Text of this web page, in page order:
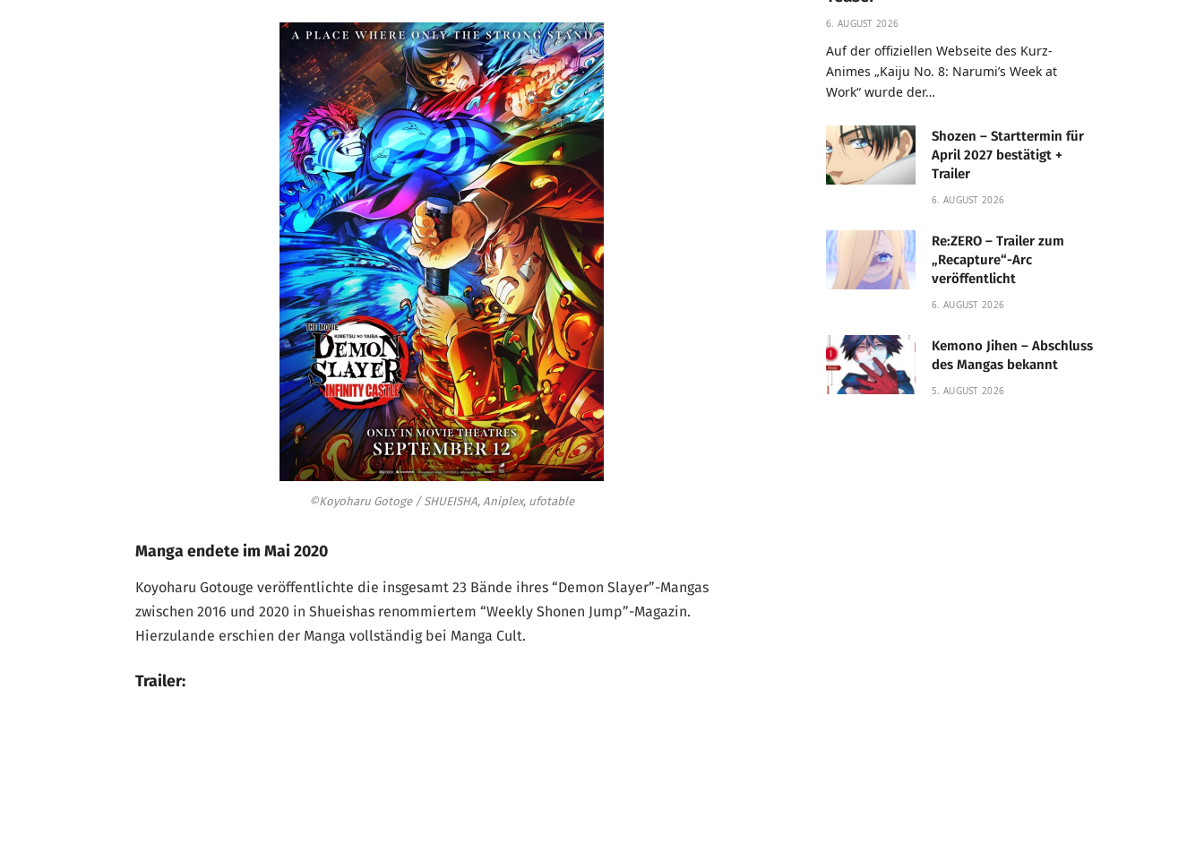
©Koyoharu Gotoge / SHUEISHA, Aniplex, ufotable
Manga endete im Mai 2020
Koyoharu Gotouge veröffentlichte die insgesamt 23 Bände ihres “Demon Slayer”-Mangas
zwischen 2016 und 2020 in Shueishas renommiertem “Weekly Shonen Jump”-Magazin.
Hierzulande erschien der Manga vollständig bei Manga Cult.
Trailer:
6. AUGUST 2026
Auf der offiziellen Webseite des Kurz-
Animes „Kaiju No. 8: Narumi’s Week at
Work“ wurde der…
Shozen – Starttermin für
April 2027 bestätigt +
Trailer
6. AUGUST 2026
Re:ZERO – Trailer zum
„Recapture“-Arc
veröffentlicht
6. AUGUST 2026
Kemono Jihen – Abschluss
des Mangas bekannt
5. AUGUST 2026